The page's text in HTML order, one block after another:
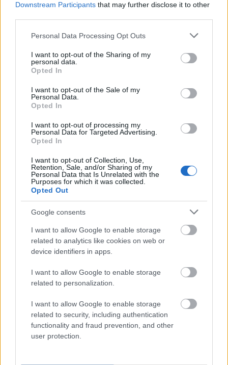
Downstream Participants that may further disclose it to other
Please note that this website/app uses one or more Google
not limited to your visit or usage behaviour. You may click to
grant or deny consent to Google and its third-party tags to
use your data for below specified purposes in below Google
consent section.
Personal Data Processing Opt Outs
I want to opt-out of the Sharing of my
personal data.
Opted In
I want to opt-out of the Sale of my
Personal Data.
Opted In
I want to opt-out of processing my
Personal Data for Targeted Advertising.
Opted In
I want to opt-out of Collection, Use,
Retention, Sale, and/or Sharing of my
Personal Data that Is Unrelated with the
Purposes for which it was collected.
Opted Out
Google consents
I want to allow Google to enable storage
related to analytics like cookies on web or
device identifiers in apps.
I want to allow Google to enable storage
related to personalization.
I want to allow Google to enable storage
related to security, including authentication
functionality and fraud prevention, and other
user protection.
Pozostały wątpliwości? Brakuje czegoś w haśle?
Zobacz, co zyskują abonenci Dobrego słownika.
SPRAWDŹ
Często sprawdzane
Otrzymała SMS, ale wysłałaSMS-a
Poprawne zastosowanie
Ciekawostki
kogel-mogel — Kogiel jak Gógiel?
— U Barańczaka
— Językowe źródła Izery
pacta sunt servanda